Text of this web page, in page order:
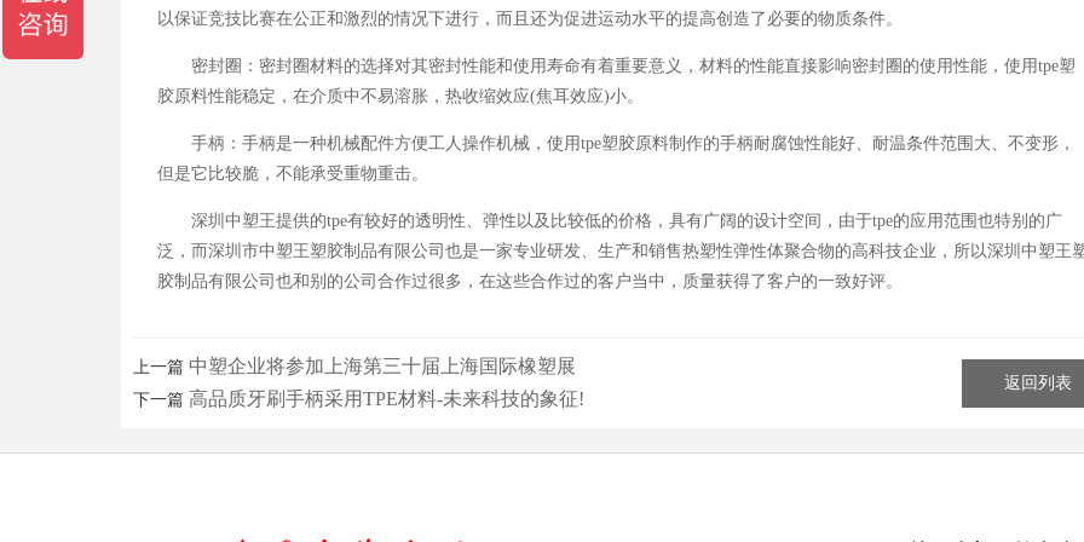
以保证竞技比赛在公正和激烈的情况下进行，而且还为促进运动水平的提高创造了必要的物质条件。
密封圈：密封圈材料的选择对其密封性能和使用寿命有着重要意义，材料的性能直接影响密封圈的使用性能，使用tpe塑
胶原料性能稳定，在介质中不易溶胀，热收缩效应(焦耳效应)小。
手柄：手柄是一种机械配件方便工人操作机械，使用tpe塑胶原料制作的手柄耐腐蚀性能好、耐温条件范围大、不变形，
但是它比较脆，不能承受重物重击。
深圳中塑王提供的tpe有较好的透明性、弹性以及比较低的价格，具有广阔的设计空间，由于tpe的应用范围也特别的广
泛，而深圳市中塑王塑胶制品有限公司也是一家专业研发、生产和销售热塑性弹性体聚合物的高科技企业，所以深圳中塑王
胶制品有限公司也和别的公司合作过很多，在这些合作过的客户当中，质量获得了客户的一致好评。
上一篇 中塑企业将参加上海第三十届上海国际橡塑展
下一篇 高品质牙刷手柄采用TPE材料-未来科技的象征!
返回列表